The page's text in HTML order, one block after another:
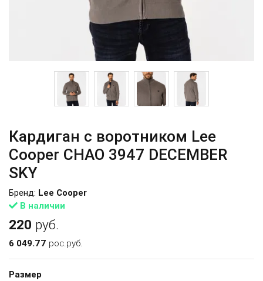
Кардиган с воротником Lee
Cooper CHAO 3947 DECEMBER
SKY
В наличии
Бренд: Lee Cooper
220 руб.
6 049.77 рос.руб.
Размер